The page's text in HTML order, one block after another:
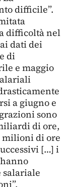
difficile”.
difficoltà nel
dati dei
di
e maggio
a giugno e
sono
di ore,
milioni di ore
[…] i
salariale